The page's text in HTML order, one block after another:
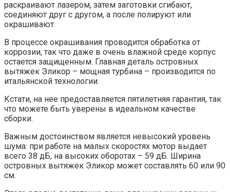
раскраивают лазером, затем заготовки сгибают,
соединяют друг с другом, а после полируют или
окрашивают.
В процессе окрашивания проводится обработка от
коррозии, так что даже в очень влажной среде корпус
остается защищенным. Главная деталь островных
вытяжек Эликор – мощная турбина – производится по
итальянской технологии.
Кстати, на нее предоставляется пятилетняя гарантия, так
что можете быть уверены в идеальном качестве
сборки.
Важным достоинством является невысокий уровень
шума: при работе на малых скоростях мотор выдает
всего 38 дБ, на высоких оборотах – 59 дБ. Ширина
островных вытяжек Эликор может составлять 60 или 90
см.